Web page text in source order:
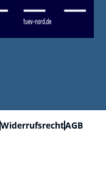
WiderrufsrechtAGB